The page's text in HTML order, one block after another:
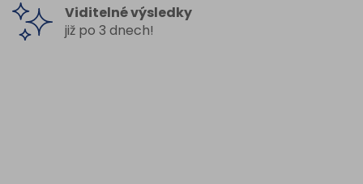
Viditelné výsledky
již po 3 dnech!